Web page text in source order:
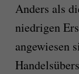
Anders als
niedrigen
angewiesen